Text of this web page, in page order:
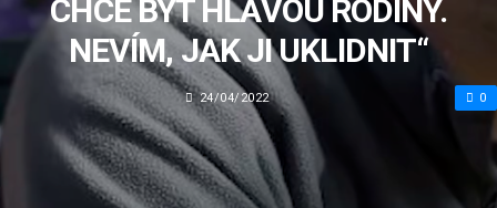
CHCE BÝT HLAVOU RODINY.
NEVÍM, JAK JI UKLIDNIT“
24/04/2022 0